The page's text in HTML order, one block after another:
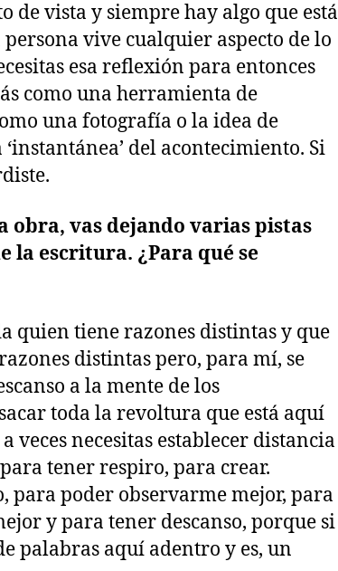
de vista y siempre hay algo que está
vive cualquier aspecto de lo
esa reflexión para entonces
como una herramienta de
una fotografía o la idea de
del acontecimiento. Si
obra, vas dejando varias pistas
la escritura. ¿Para qué se
quien tiene razones distintas y que
distintas pero, para mí, se
a la mente de los
toda la revoltura que está aquí
veces necesitas establecer distancia
tener respiro, para crear.
para poder observarme mejor, para
y para tener descanso, porque si
palabras aquí adentro y es, un